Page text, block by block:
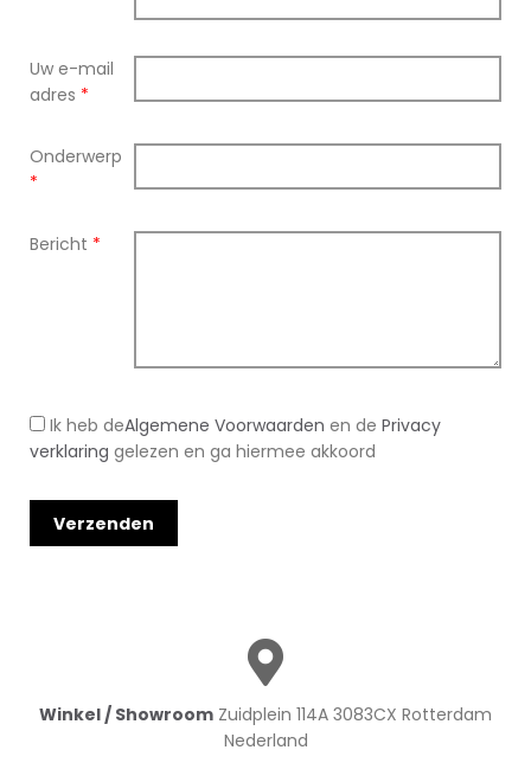
Uw e-mail
adres *
Onderwerp
*
Bericht *
Ik heb deAlgemene Voorwaarden en de Privacy
verklaring gelezen en ga hiermee akkoord
Winkel / Showroom Zuidplein 114A 3083CX Rotterdam
Nederland